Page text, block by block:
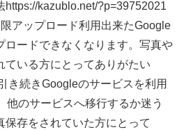
https://kazublo.net/?p=39752021
アップロード利用出来たGoogle
ロードできなくなります。写真や
ている方にとってありがたい
き続きGoogleのサービスを利用
他のサービスへ移行するか迷う
保存をされていた方にとって